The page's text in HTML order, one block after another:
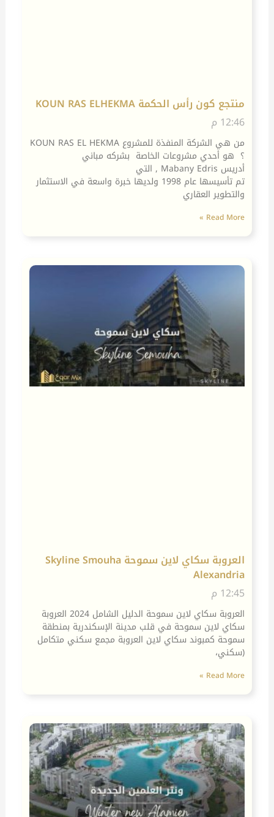
منتجع كون رأس الحكمة KOUN RAS ELHEKMA
12:46 م
من هي الشركة المنفذة للمشروع KOUN RAS EL HEKMA
؟ هو أحدي مشروعات الخاصة بشركه مباني
أدريس Mabany Edris , التي
تم تأسيسها عام 1998 ولديها خبرة واسعة في الاستثمار
والتطوير العقاري
Read More »
العروبة سكاي لاين سموحة Skyline Smouha
Alexandria
12:45 م
العروبة سكاي لاين سموحة الدليل الشامل 2024 العروبة
سكاي لاين سموحة في قلب مدينة الإسكندرية بمنطقة
سموحة كمبوند سكاي لاين العروبة مجمع سكني متكامل
(سكني،
Read More »